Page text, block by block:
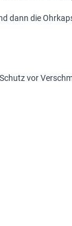
dann die
vor